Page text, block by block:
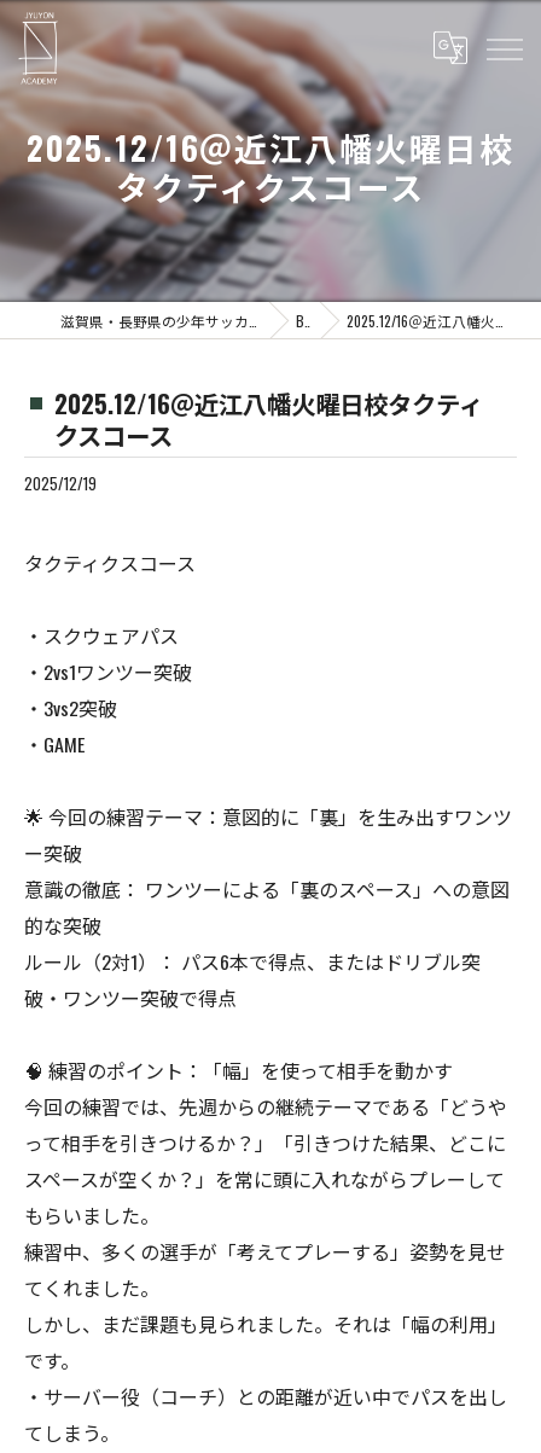
2025.12/16＠近江八幡火曜日校
タクティクスコース
Blog 2025.12/16＠近江八幡火曜日校タクティクスコース
2025.12/16＠近江八幡火曜日校タクティ
クスコース
2025/12/19
タクティクスコース
・スクウェアパス
・2vs1ワンツー突破
・3vs2突破
・GAME
🌟 今回の練習テーマ：意図的に「裏」を生み出すワンツ
ー突破
意識の徹底： ワンツーによる「裏のスペース」への意図
的な突破
ルール（2対1）： パス6本で得点、またはドリブル突
破・ワンツー突破で得点
🧠 練習のポイント：「幅」を使って相手を動かす
今回の練習では、先週からの継続テーマである「どうや
って相手を引きつけるか？」「引きつけた結果、どこに
スペースが空くか？」を常に頭に入れながらプレーして
もらいました。
練習中、多くの選手が「考えてプレーする」姿勢を見せ
てくれました。
しかし、まだ課題も見られました。それは「幅の利用」
です。
・サーバー役（コーチ）との距離が近い中でパスを出し
てしまう。